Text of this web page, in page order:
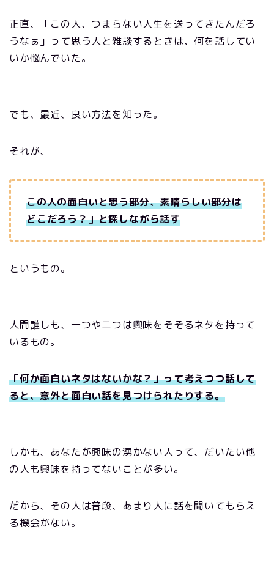
正直、「この人、つまらない人生を送ってきたんだろ
うなぁ」って思う人と雑談するときは、何を話してい
いか悩んでいた。
でも、最近、良い方法を知った。
それが、
この人の面白いと思う部分、素晴らしい部分は
どこだろう？」と探しながら話す
というもの。
人間誰しも、一つや二つは興味をそそるネタを持って
いるもの。
「何か面白いネタはないかな？」って考えつつ話して
ると、意外と面白い話を見つけられたりする。
しかも、あなたが興味の湧かない人って、だいたい他
の人も興味を持ってないことが多い。
だから、その人は普段、あまり人に話を聞いてもらえ
る機会がない。